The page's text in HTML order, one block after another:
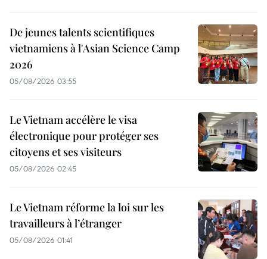
De jeunes talents scientifiques
vietnamiens à l'Asian Science Camp
2026
05/08/2026 03:55
Le Vietnam accélère le visa
électronique pour protéger ses
citoyens et ses visiteurs
05/08/2026 02:45
Le Vietnam réforme la loi sur les
travailleurs à l’étranger
05/08/2026 01:41